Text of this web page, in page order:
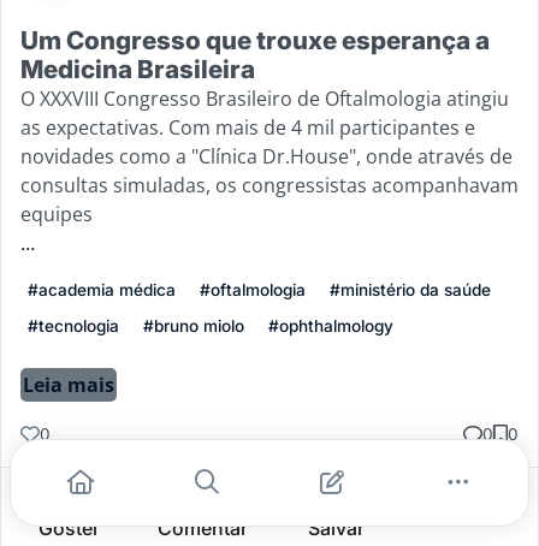
Um Congresso que trouxe esperança a
Medicina Brasileira
O XXXVIII Congresso Brasileiro de Oftalmologia atingiu
as expectativas. Com mais de 4 mil participantes e
novidades como a "Clínica Dr.House", onde através de
consultas simuladas, os congressistas acompanhavam
equipes
...
#academia médica #oftalmologia
#ministério da saúde
#tecnologia
#bruno miolo #ophthalmology
Leia mais
0 0 0
Gostei Comentar Salvar